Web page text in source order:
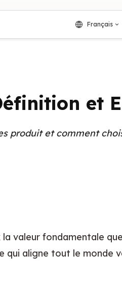
Français
et
produit et comment
la valeur fondamentale
qui aligne tout le monde